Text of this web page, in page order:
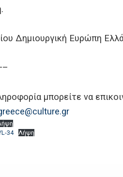
Δημιουργική Ευρώπη
μπορείτε να
34
Λήψη